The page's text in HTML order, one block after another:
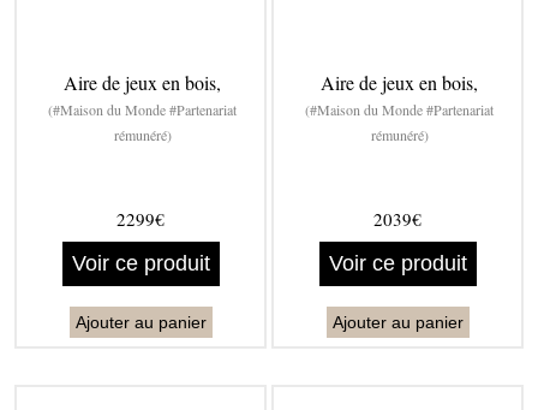
Aire de jeux en bois,
(#Maison du Monde #Partenariat
rémunéré)
2299€
Voir ce produit
Ajouter au panier
Aire de jeux en bois,
(#Maison du Monde #Partenariat
rémunéré)
2039€
Voir ce produit
Ajouter au panier